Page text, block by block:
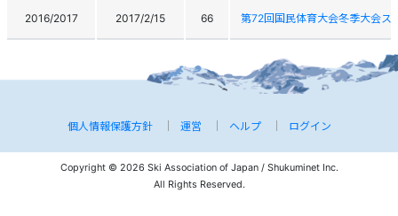
2016/2017 2017/2/15 66 第72回国民体育大会冬季大会ス
個人情報保護方針 運営 ヘルプ ログイン
Copyright © 2026 Ski Association of Japan / Shukuminet Inc.
All Rights Reserved.